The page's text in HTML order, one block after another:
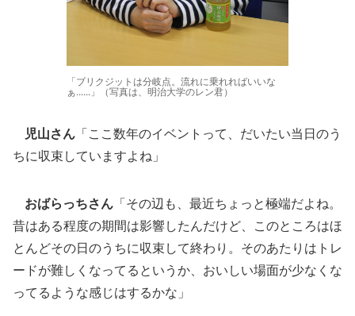
「ブリクジットは分岐点。流れに乗れればいいな
ぁ......」（写真は、明治大学のレン君）
児山さん 「ここ数年のイベントって、だいたい当日のう
ちに収束していますよね」
おばらっちさん 「その辺も、最近ちょっと極端だよね。
昔はある程度の期間は影響したんだけど、このところはほ
とんどその日のうちに収束して終わり。そのあたりはトレ
ードが難しくなってるというか、おいしい場面が少なくな
ってるような感じはするかな」